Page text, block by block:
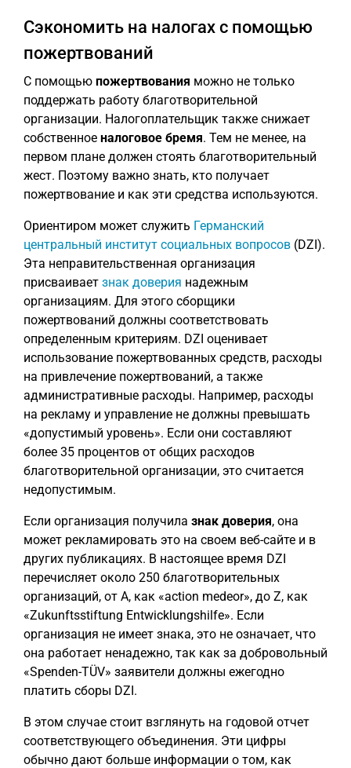
Сэкономить на налогах с помощью
пожертвований
С помощью пожертвования можно не только
поддержать работу благотворительной
организации. Налогоплательщик также снижает
собственное налоговое бремя. Тем не менее, на
первом плане должен стоять благотворительный
жест. Поэтому важно знать, кто получает
пожертвование и как эти средства используются.
Ориентиром может служить Германский
центральный институт социальных вопросов (DZI).
Эта неправительственная организация
присваивает знак доверия надежным
организациям. Для этого сборщики
пожертвований должны соответствовать
определенным критериям. DZI оценивает
использование пожертвованных средств, расходы
на привлечение пожертвований, а также
административные расходы. Например, расходы
на рекламу и управление не должны превышать
«допустимый уровень». Если они составляют
более 35 процентов от общих расходов
благотворительной организации, это считается
недопустимым.
Если организация получила знак доверия, она
может рекламировать это на своем веб-сайте и в
других публикациях. В настоящее время DZI
перечисляет около 250 благотворительных
организаций, от A, как «action medeor», до Z, как
«Zukunftsstiftung Entwicklungshilfe». Если
организация не имеет знака, это не означает, что
она работает ненадежно, так как за добровольный
«Spenden-TÜV» заявители должны ежегодно
платить сборы DZI.
В этом случае стоит взглянуть на годовой отчет
соответствующего объединения. Эти цифры
обычно дают больше информации о том, как